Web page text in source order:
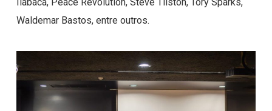
Waldemar Bastos, entre outros.